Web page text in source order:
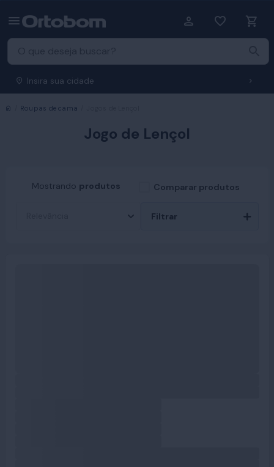
Insira sua cidade
Início
Roupas de cama
Jogo de Lençol
Mostrando produtos Comparar produtos
Filtrar